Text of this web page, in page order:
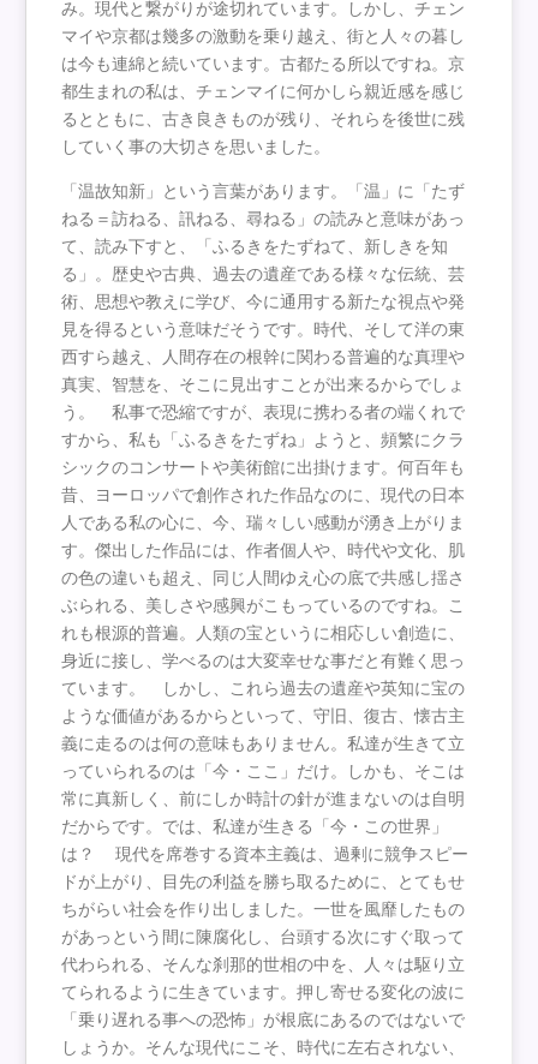
み。現代と繋がりが途切れています。しかし、チェン
マイや京都は幾多の激動を乗り越え、街と人々の暮し
は今も連綿と続いています。古都たる所以ですね。京
都生まれの私は、チェンマイに何かしら親近感を感じ
るとともに、古き良きものが残り、それらを後世に残
していく事の大切さを思いました。
「温故知新」という言葉があります。「温」に「たず
ねる＝訪ねる、訊ねる、尋ねる」の読みと意味があっ
て、読み下すと、「ふるきをたずねて、新しきを知
る」。歴史や古典、過去の遺産である様々な伝統、芸
術、思想や教えに学び、今に通用する新たな視点や発
見を得るという意味だそうです。時代、そして洋の東
西すら越え、人間存在の根幹に関わる普遍的な真理や
真実、智慧を、そこに見出すことが出来るからでしょ
う。 私事で恐縮ですが、表現に携わる者の端くれで
すから、私も「ふるきをたずね」ようと、頻繁にクラ
シックのコンサートや美術館に出掛けます。何百年も
昔、ヨーロッパで創作された作品なのに、現代の日本
人である私の心に、今、瑞々しい感動が湧き上がりま
す。傑出した作品には、作者個人や、時代や文化、肌
の色の違いも超え、同じ人間ゆえ心の底で共感し揺さ
ぶられる、美しさや感興がこもっているのですね。こ
れも根源的普遍。人類の宝というに相応しい創造に、
身近に接し、学べるのは大変幸せな事だと有難く思っ
ています。 しかし、これら過去の遺産や英知に宝の
ような価値があるからといって、守旧、復古、懐古主
義に走るのは何の意味もありません。私達が生きて立
っていられるのは「今・ここ」だけ。しかも、そこは
常に真新しく、前にしか時計の針が進まないのは自明
だからです。では、私達が生きる「今・この世界」
は？ 現代を席巻する資本主義は、過剰に競争スピー
ドが上がり、目先の利益を勝ち取るために、とてもせ
ちがらい社会を作り出しました。一世を風靡したもの
があっという間に陳腐化し、台頭する次にすぐ取って
代わられる、そんな刹那的世相の中を、人々は駆り立
てられるように生きています。押し寄せる変化の波に
「乗り遅れる事への恐怖」が根底にあるのではないで
しょうか。そんな現代にこそ、時代に左右されない、